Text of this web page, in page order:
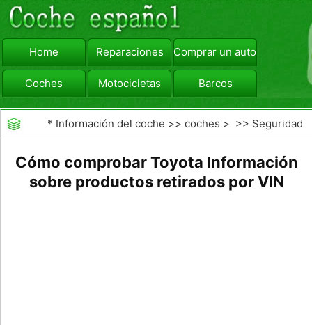
Home Reparaciones Comprar un automóvil
Coches Motocicletas Barcos
viajar Camiones
* Información del coche >>coches > >> Seguridad
Cómo comprobar Toyota Información
sobre productos retirados por VIN